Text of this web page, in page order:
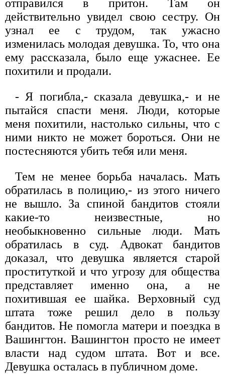
отправился в притон. Там он
действительно увидел свою сестру. Он
узнал ее с трудом, так ужасно
изменилась молодая девушка. То, что она
ему рассказала, было еще ужаснее. Ее
похитили и продали.
- Я погибла,- сказала девушка,- и не
пытайся спасти меня. Люди, которые
меня похитили, настолько сильны, что с
ними никто не может бороться. Они не
постесняются убить тебя или меня.
Тем не менее борьба началась. Мать
обратилась в полицию,- из этого ничего
не вышло. За спиной бандитов стояли
какие-то неизвестные, но
необыкновенно сильные люди. Мать
обратилась в суд. Адвокат бандитов
доказал, что девушка является старой
проституткой и что угрозу для общества
представляет именно она, а не
похитившая ее шайка. Верховный суд
штата тоже решил дело в пользу
бандитов. Не помогла матери и поездка в
Вашингтон. Вашингтон просто не имеет
власти над судом штата. Вот и все.
Девушка осталась в публичном доме.